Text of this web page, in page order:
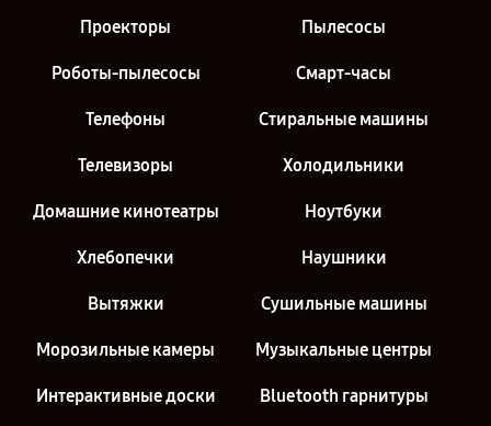
Проекторы Пылесосы
Роботы-пылесосы Смарт-часы
Телефоны Стиральные машины
Телевизоры Холодильники
Домашние кинотеатры Ноутбуки
Хлебопечки Наушники
Вытяжки Сушильные машины
Морозильные камеры Музыкальные центры
Интерактивные доски Bluetooth гарнитуры